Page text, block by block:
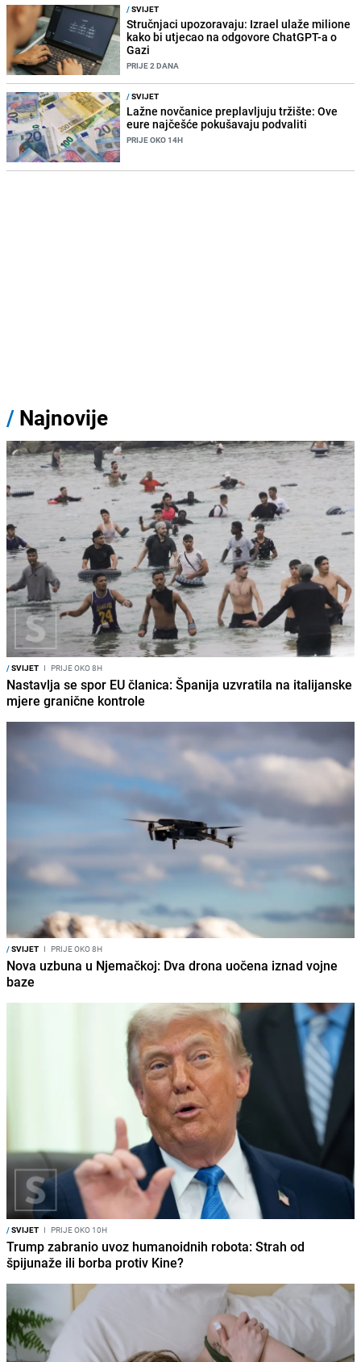
/SVIJET
Stručnjaci upozoravaju: Izrael ulaže milione
kako bi utjecao na odgovore ChatGPT-a o
Gazi
PRIJE 2 DANA
/SVIJET
Lažne novčanice preplavljuju tržište: Ove
eure najčešće pokušavaju podvaliti
PRIJE OKO 14H
/ Najnovije
/SVIJET I PRIJE OKO 8H
Nastavlja se spor EU članica: Španija uzvratila na italijanske
mjere granične kontrole
/SVIJET I PRIJE OKO 8H
Nova uzbuna u Njemačkoj: Dva drona uočena iznad vojne
baze
/SVIJET I PRIJE OKO 10H
Trump zabranio uvoz humanoidnih robota: Strah od
špijunaže ili borba protiv Kine?